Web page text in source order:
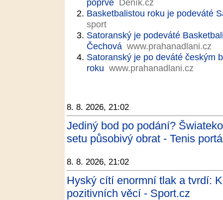
poprvé Deník.cz
Basketbalistou roku je podeváté
sport
Satoranský je podeváté
Čechová www.prahanadlani.cz
Satoranský je po deváté českým
roku www.prahanadlani.cz
8. 8. 2026, 21:02
Jediný bod po podání?
setu působivý obrat - Tenis
8. 8. 2026, 21:02
Hyský cítí enormní tlak a tvrdí:
pozitivních věcí - Sport.cz